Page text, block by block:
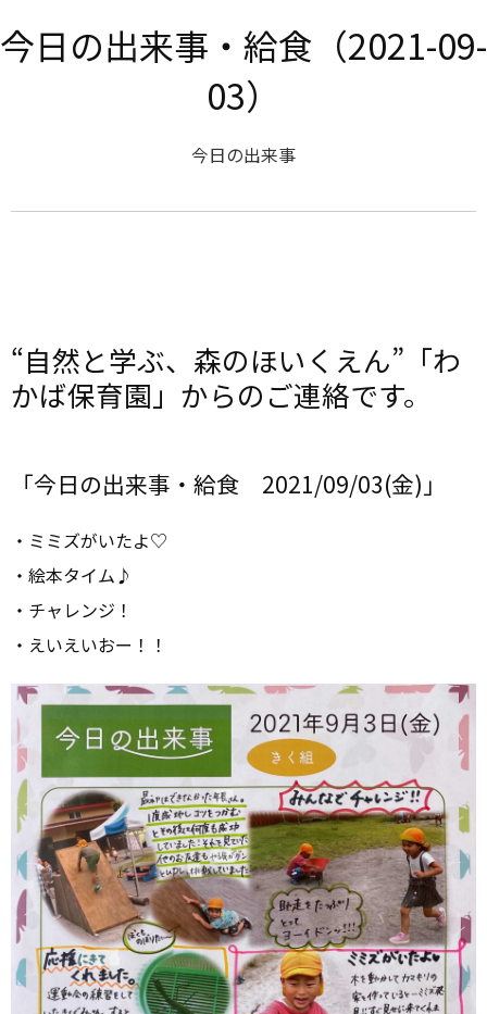
今日の出来事・給食（2021-09-
03）
今日の出来事
“自然と学ぶ、森のほいくえん”「わ
かば保育園」からのご連絡です。
「今日の出来事・給食 2021/09/03(金)」
・ミミズがいたよ♡
・絵本タイム♪
・チャレンジ！
・えいえいおー！！